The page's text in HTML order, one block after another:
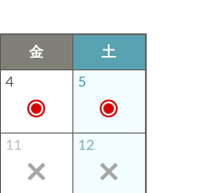
金 土
4 5
11 12